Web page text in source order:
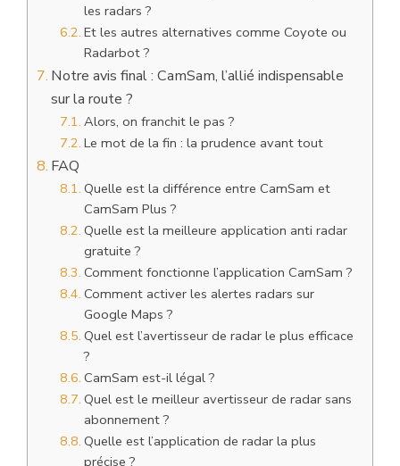
les radars ?
Et les autres alternatives comme Coyote ou
Radarbot ?
Notre avis final : CamSam, l’allié indispensable
sur la route ?
Alors, on franchit le pas ?
Le mot de la fin : la prudence avant tout
FAQ
Quelle est la différence entre CamSam et
CamSam Plus ?
Quelle est la meilleure application anti radar
gratuite ?
Comment fonctionne l’application CamSam ?
Comment activer les alertes radars sur
Google Maps ?
Quel est l’avertisseur de radar le plus efficace
?
CamSam est-il légal ?
Quel est le meilleur avertisseur de radar sans
abonnement ?
Quelle est l’application de radar la plus
précise ?